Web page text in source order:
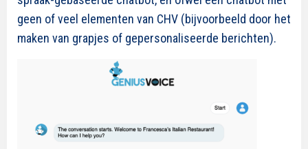
geen of veel elementen van CHV (bijvoorbeeld door het
maken van grapjes of gepersonaliseerde berichten).